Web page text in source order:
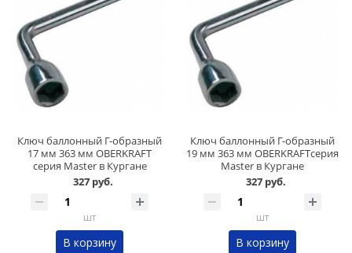
Ключ баллонный Г-образный
17 мм 363 мм OBERKRAFT
серия Master в Кургане
327 руб.
шт
В корзину
Ключ баллонный Г-образный
19 мм 363 мм OBERKRAFTсерия
Master в Кургане
327 руб.
шт
В корзину